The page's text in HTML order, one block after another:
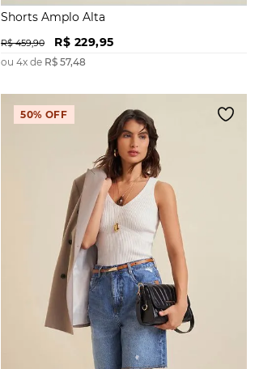
Shorts Amplo Alta
R$ 459,90 R$ 229,95
ou 4x de R$ 57,48
50% OFF